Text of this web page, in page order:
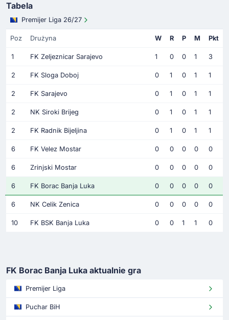
Tabela
Premijer Liga 26/27
Poz Drużyna W R P M Pkt
1 FK Zeljeznicar Sarajevo 1 0 0 1 3
2 FK Sloga Doboj 0 1 0 1 1
2 FK Sarajevo 0 1 0 1 1
2 NK Siroki Brijeg 0 1 0 1 1
2 FK Radnik Bijeljina 0 1 0 1 1
6 FK Velez Mostar 0 0 0 0 0
6 Zrinjski Mostar 0 0 0 0 0
6 FK Borac Banja Luka 0 0 0 0 0
6 NK Celik Zenica 0 0 0 0 0
10 FK BSK Banja Luka 0 0 1 1 0
FK Borac Banja Luka aktualnie gra
Premijer Liga
Puchar BiH